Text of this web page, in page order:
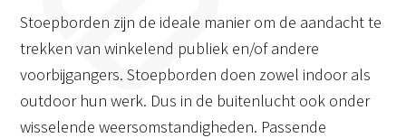
Stoepborden zijn de ideale manier om de aandacht te
trekken van winkelend publiek en/of andere
voorbijgangers. Stoepborden doen zowel indoor als
outdoor hun werk. Dus in de buitenlucht ook onder
wisselende weersomstandigheden. Passende